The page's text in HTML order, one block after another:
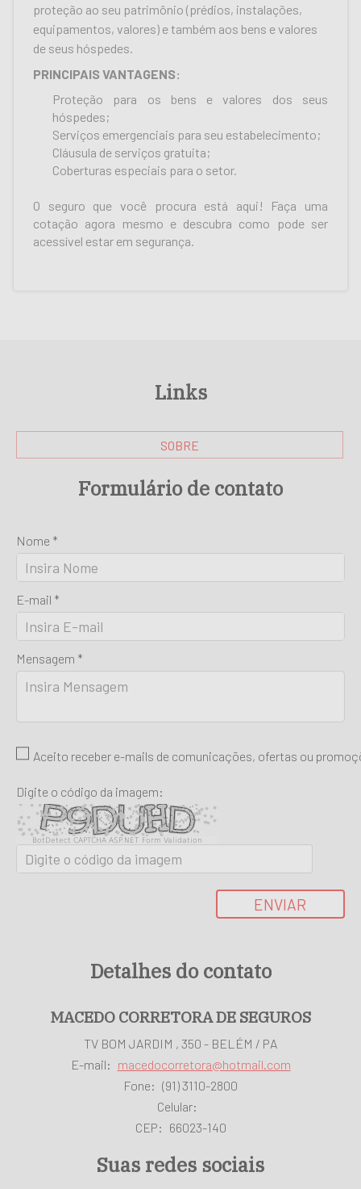
proteção ao seu patrimônio (prédios, instalações,
equipamentos, valores) e também aos bens e valores
de seus hóspedes.
PRINCIPAIS VANTAGENS:
Proteção para os bens e valores dos seus
hóspedes;
Serviços emergenciais para seu estabelecimento;
Cláusula de serviços gratuita;
Coberturas especiais para o setor.
O seguro que você procura está aqui! Faça uma
cotação agora mesmo e descubra como pode ser
acessível estar em segurança.
Links
SOBRE
Formulário de contato
Nome *
E-mail *
Mensagem *
Aceito receber e-mails de comunicações, ofertas ou
Digite o código da imagem:
BotDetect CAPTCHA ASP.NET Form Validation
ENVIAR
Detalhes do contato
MACEDO CORRETORA DE SEGUROS
TV BOM JARDIM , 350 - BELÉM / PA
E-mail: macedocorretora@hotmail.com
Fone: (91) 3110-2800
Celular:
CEP: 66023-140
Suas redes sociais